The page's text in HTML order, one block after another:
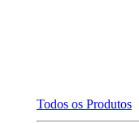
Todos os Produtos